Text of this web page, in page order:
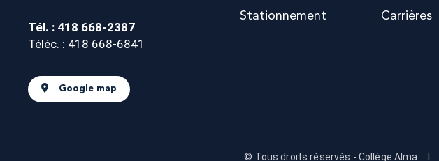
Tél. : 418 668-2387
Téléc. : 418 668-6841
Google map
Stationnement
Carrières
© Tous droits réservés - Collège Alma